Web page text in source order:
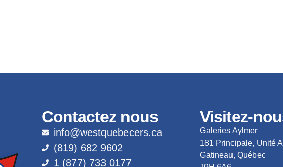
Contactez nous
info@westquebecers.ca
(819) 682 9602
1 (877) 733 0177
Visitez-
Galeries Aylmer
181 Principale, Unité
Gatineau, Québec